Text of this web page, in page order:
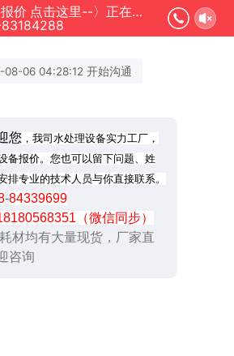
方案 报价 点击这里--〉正在为您服务
08-06 04:28:12 开始沟通
您 ，我司水处理设备实力工厂，
备报价。您也可以留下问题、姓
排专业的技术人员与你直接联系。
-84339699
（微信同步）
材均有大量现货，厂家直
咨询